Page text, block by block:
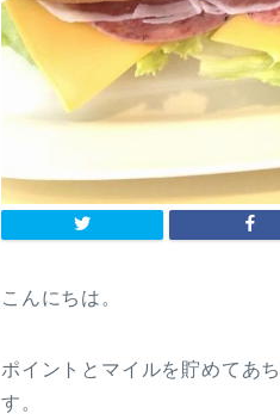
こんにちは。
ポイントとマイルを貯めてあ
す。